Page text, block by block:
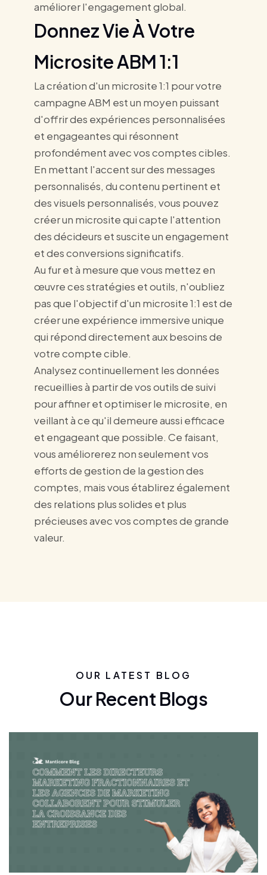
améliorer l'engagement global.
Donnez Vie À Votre
Microsite ABM 1:1
La création d'un microsite 1:1 pour votre
campagne ABM est un moyen puissant
d'offrir des expériences personnalisées
et engageantes qui résonnent
profondément avec vos comptes cibles.
En mettant l'accent sur des messages
personnalisés, du contenu pertinent et
des visuels personnalisés, vous pouvez
créer un microsite qui capte l'attention
des décideurs et suscite un engagement
et des conversions significatifs.
Au fur et à mesure que vous mettez en
œuvre ces stratégies et outils, n'oubliez
pas que l'objectif d'un microsite 1:1 est de
créer une expérience immersive unique
qui répond directement aux besoins de
votre compte cible.
Analysez continuellement les données
recueillies à partir de vos outils de suivi
pour affiner et optimiser le microsite, en
veillant à ce qu'il demeure aussi efficace
et engageant que possible. Ce faisant,
vous améliorerez non seulement vos
efforts de gestion de la gestion des
comptes, mais vous établirez également
des relations plus solides et plus
précieuses avec vos comptes de grande
valeur.
OUR LATEST BLOG
Our Recent Blogs